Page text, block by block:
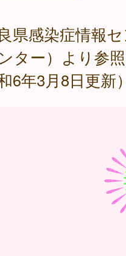
良県感染症情報
ター）より参照
6年3月8日更新）